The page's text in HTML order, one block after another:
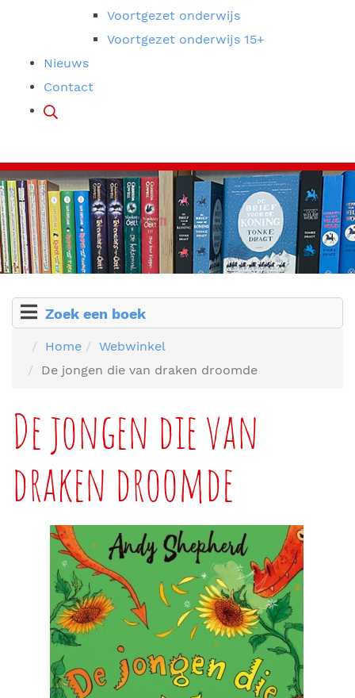
Voortgezet onderwijs
Voortgezet onderwijs 15+
Nieuws
Contact
Zoek een boek
Home
Webwinkel
De jongen die van draken droomde
De jongen die van
draken droomde